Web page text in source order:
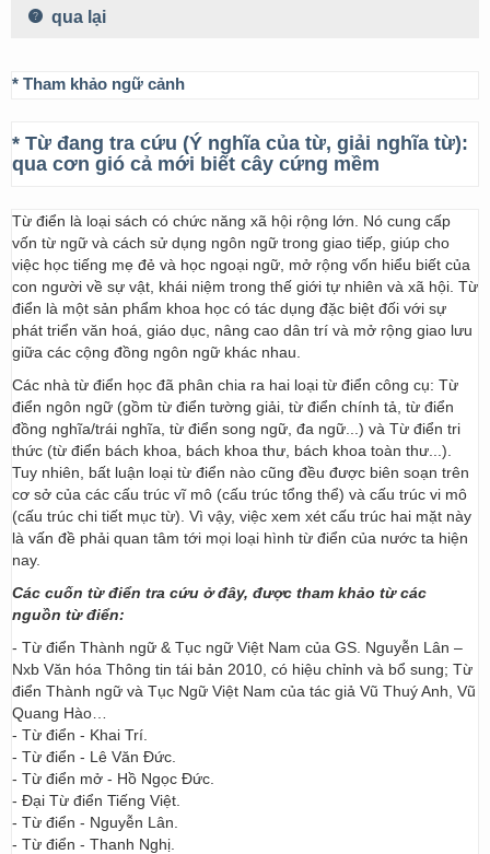
qua lại
* Tham khảo ngữ cảnh
* Từ đang tra cứu (Ý nghĩa của từ, giải nghĩa từ):
qua cơn gió cả mới biết cây cứng mềm
Từ điển là loại sách có chức năng xã hội rộng lớn. Nó cung cấp
vốn từ ngữ và cách sử dụng ngôn ngữ trong giao tiếp, giúp cho
việc học tiếng mẹ đẻ và học ngoại ngữ, mở rộng vốn hiểu biết của
con người về sự vật, khái niệm trong thế giới tự nhiên và xã hội. Từ
điển là một sản phẩm khoa học có tác dụng đặc biệt đối với sự
phát triển văn hoá, giáo dục, nâng cao dân trí và mở rộng giao lưu
giữa các cộng đồng ngôn ngữ khác nhau.
Các nhà từ điển học đã phân chia ra hai loại từ điển công cụ: Từ
điển ngôn ngữ (gồm từ điển tường giải, từ điển chính tả, từ điển
đồng nghĩa/trái nghĩa, từ điển song ngữ, đa ngữ...) và Từ điển tri
thức (từ điển bách khoa, bách khoa thư, bách khoa toàn thư...).
Tuy nhiên, bất luận loại từ điển nào cũng đều được biên soạn trên
cơ sở của các cấu trúc vĩ mô (cấu trúc tổng thể) và cấu trúc vi mô
(cấu trúc chi tiết mục từ). Vì vậy, việc xem xét cấu trúc hai mặt này
là vấn đề phải quan tâm tới mọi loại hình từ điển của nước ta hiện
nay.
Các cuốn từ điển tra cứu ở đây, được tham khảo từ các
nguồn từ điển:
- Từ điển Thành ngữ & Tục ngữ Việt Nam của GS. Nguyễn Lân –
Nxb Văn hóa Thông tin tái bản 2010, có hiệu chỉnh và bổ sung; Từ
điển Thành ngữ và Tục Ngữ Việt Nam của tác giả Vũ Thuý Anh, Vũ
Quang Hào…
- Từ điển - Khai Trí.
- Từ điển - Lê Văn Đức.
- Từ điển mở - Hồ Ngọc Đức.
- Đại Từ điển Tiếng Việt.
- Từ điển - Nguyễn Lân.
- Từ điển - Thanh Nghị.